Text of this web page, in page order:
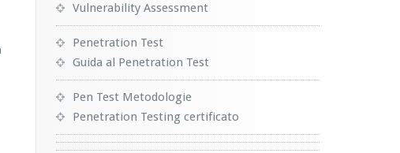
Vulnerability Assessment
Penetration Test
Guida al Penetration Test
Pen Test Metodologie
Penetration Testing certificato